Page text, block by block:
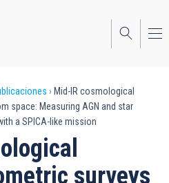
Mid-IR cosmological
space: Measuring AGN and star
a SPICA-like mission
surveys